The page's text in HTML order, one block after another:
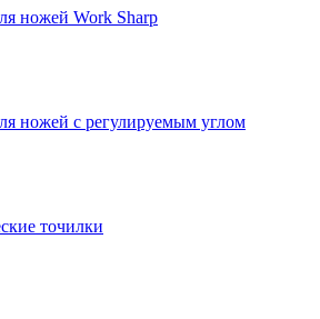
ножей Work Sharp
ножей с регулируемым углом
точилки